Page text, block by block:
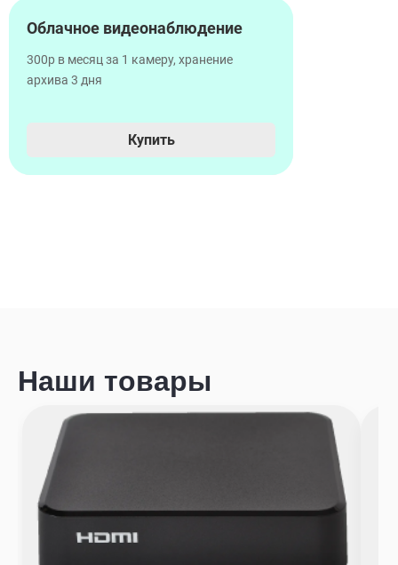
Облачное видеонаблюдение
300р в месяц за 1 камеру, хранение
архива 3 дня
Купить
Наши товары